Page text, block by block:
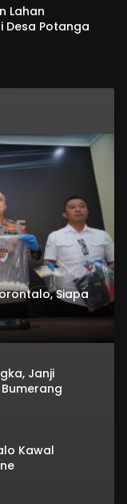
Lahan
Desa Potanga
Siapa
Janji
Kawal